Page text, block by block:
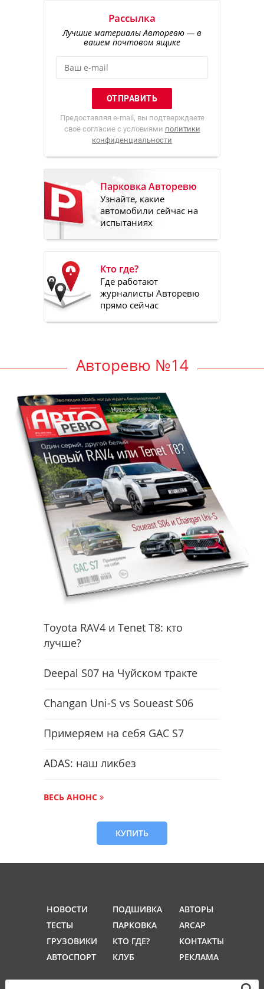
Рассылка
Лучшие материалы Авторевю — в
вашем почтовом ящике
Предоставляя e-mail, вы подтверждаете
свое согласие с условиями политики
конфиденциальности
Парковка Авторевю
Узнайте, какие
автомобили сейчас на
испытаниях
Кто где?
Где работают
журналисты Авторевю
прямо сейчас
Авторевю №14
Toyota RAV4 и Tenet T8: кто
лучше?
Deepal S07 на Чуйском тракте
Changan Uni-S vs Soueast S06
Примеряем на себя GAC S7
ADAS: наш ликбез
ВЕСЬ АНОНС
КУПИТЬ
НОВОСТИ
ТЕСТЫ
ГРУЗОВИКИ
АВТОСПОРТ
ПОДШИВКА
ПАРКОВКА
КТО ГДЕ?
КЛУБ
АВТОРЫ
ARCAP
КОНТАКТЫ
РЕКЛАМА